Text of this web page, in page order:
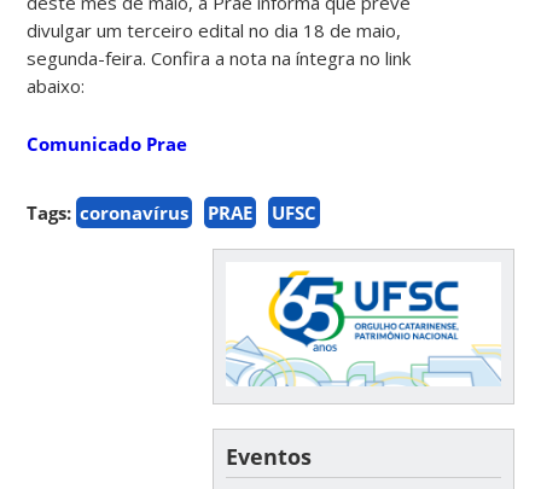
divulgar um terceiro edital no dia 18 de maio,
segunda-feira. Confira a nota na íntegra no link
abaixo:
Comunicado Prae
Tags: coronavírus PRAE UFSC
Eventos